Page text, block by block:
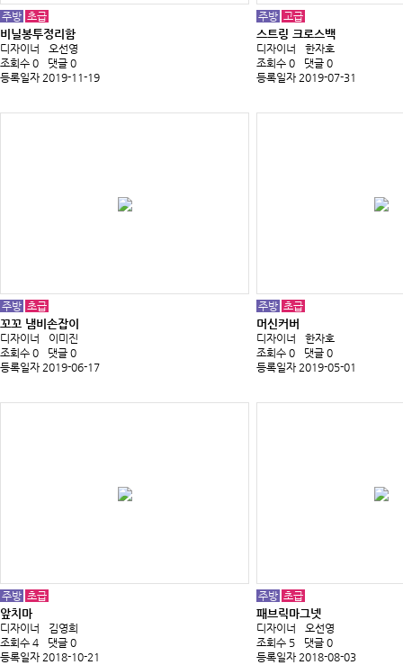
주방 초급
비닐봉투정리함
디자이너
오선영
조회수 0
댓글 0
등록일자 2019-11-19
주방 고급
스트링 크로스백
디자이너
한자호
조회수 0
댓글 0
등록일자 2019-07-31
주방 초급
꼬꼬 냄비손잡이
디자이너
이미진
조회수 0
댓글 0
등록일자 2019-06-17
주방 초급
머신커버
디자이너
한자호
조회수 0
댓글 0
등록일자 2019-05-01
주방 초급
앞치마
디자이너
김영희
조회수 4
댓글 0
등록일자 2018-10-21
주방 초급
패브릭마그넷
디자이너
오선영
조회수 5
댓글 0
등록일자 2018-08-03